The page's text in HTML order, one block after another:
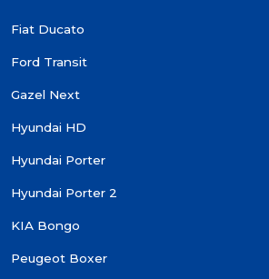
Fiat Ducato
Ford Transit
Gazel Next
Hyundai HD
Hyundai Porter
Hyundai Porter 2
KIA Bongo
Peugeot Boxer